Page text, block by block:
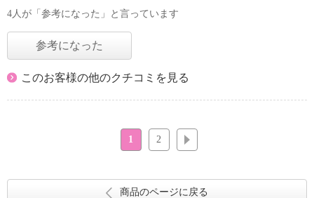
4人が「参考になった」と言っています
参考になった
このお客様の他のクチコミを見る
1 2
商品のページに戻る